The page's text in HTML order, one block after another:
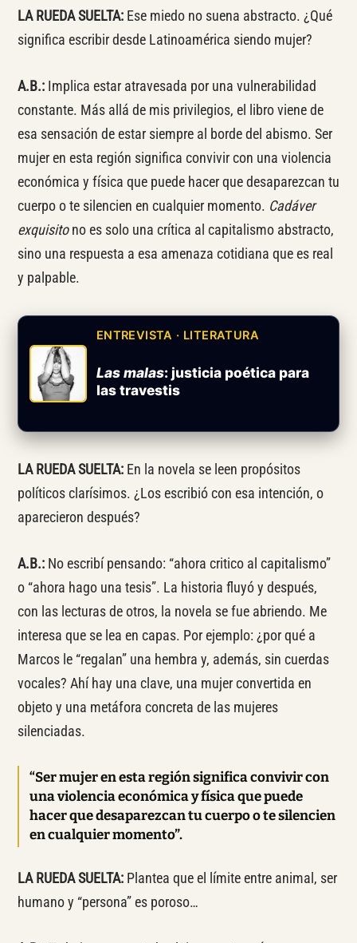
LA RUEDA SUELTA:Ese miedo no suena abstracto. ¿Qué
significa escribir desde Latinoamérica siendo mujer?
A.B.:Implica estar atravesada por una vulnerabilidad
constante. Más allá de mis privilegios, el libro viene de
esa sensación de estar siempre al borde del abismo. Ser
mujer en esta región significa convivir con una violencia
económica y física que puede hacer que desaparezcan tu
cuerpo o te silencien en cualquier momento. Cadáver
exquisitono es solo una crítica al capitalismo abstracto,
sino una respuesta a esa amenaza cotidiana que es real
y palpable.
ENTREVISTA · LITERATURA
Las malas: justicia poética para
las travestis
LA RUEDA SUELTA:En la novela se leen propósitos
políticos clarísimos. ¿Los escribió con esa intención, o
aparecieron después?
A.B.:No escribí pensando: “ahora critico al capitalismo”
o “ahora hago una tesis”. La historia fluyó y después,
con las lecturas de otros, la novela se fue abriendo. Me
interesa que se lea en capas. Por ejemplo: ¿por qué a
Marcos le “regalan” una hembra y, además, sin cuerdas
vocales? Ahí hay una clave, una mujer convertida en
objeto y una metáfora concreta de las mujeres
silenciadas.
“Ser mujer en esta región significa convivir con
una violencia económica y física que puede
hacer que desaparezcan tu cuerpo o te silencien
en cualquier momento”.
LA RUEDA SUELTA:Plantea que el límite entre animal, ser
humano y “persona” es poroso…